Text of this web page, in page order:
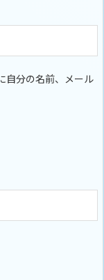
自分の名前、メール